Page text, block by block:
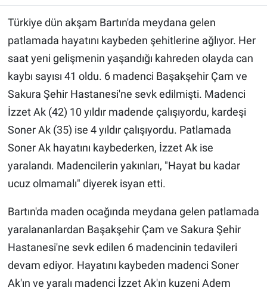
Türkiye dün akşam Bartın'da meydana gelen
patlamada hayatını kaybeden şehitlerine ağlıyor. Her
saat yeni gelişmenin yaşandığı kahreden olayda can
kaybı sayısı 41 oldu. 6 madenci Başakşehir Çam ve
Sakura Şehir Hastanesi'ne sevk edilmişti. Madenci
İzzet Ak (42) 10 yıldır madende çalışıyordu, kardeşi
Soner Ak (35) ise 4 yıldır çalışıyordu. Patlamada
Soner Ak hayatını kaybederken, İzzet Ak ise
yaralandı. Madencilerin yakınları, "Hayat bu kadar
ucuz olmamalı" diyerek isyan etti.
Bartın'da maden ocağında meydana gelen patlamada
yaralananlardan Başakşehir Çam ve Sakura Şehir
Hastanesi'ne sevk edilen 6 madencinin tedavileri
devam ediyor. Hayatını kaybeden madenci Soner
Ak'ın ve yaralı madenci İzzet Ak'ın kuzeni Adem